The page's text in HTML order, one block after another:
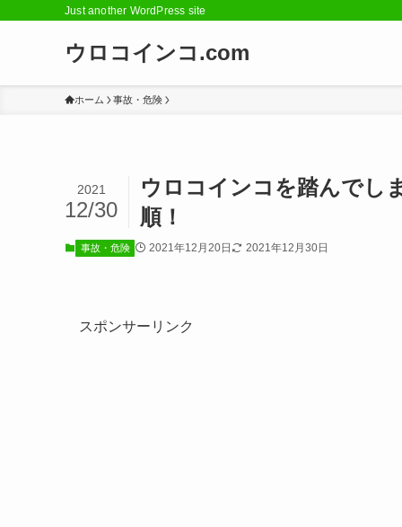
Just another WordPress site
ウロコインコ.com
ホーム 事故・危険
ウロコインコを踏んでし
順！
2021
12/30
事故・危険 2021年12月20日 2021年12月30日
スポンサーリンク